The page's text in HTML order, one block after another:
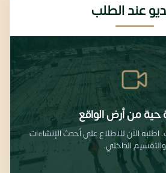
عند الطلب
حية من أرض الواقع
اطلبه الآن للاطلاع على أحدث الإنشاءات
والتقسيم الداخلي.